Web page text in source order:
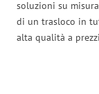
soluzioni su
di un trasloco in
alta qualità a